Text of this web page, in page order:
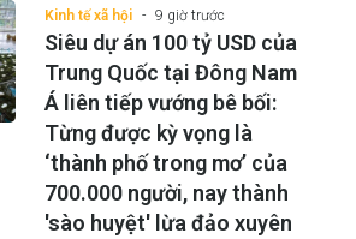
Kinh tế xã hội 9 giờ trước
Siêu dự án 100 tỷ USD của
Trung Quốc tại Đông Nam
Á liên tiếp vướng bê bối:
Từng được kỳ vọng là
‘thành phố trong mơ’ của
700.000 người, nay thành
'sào huyệt' lừa đảo xuyên